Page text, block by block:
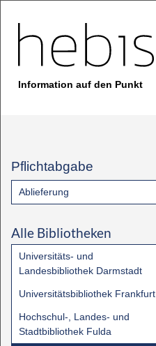
Information auf den Punkt
Pflichtabgabe
Ablieferung
Alle Bibliotheken
Universitäts- und
Landesbibliothek Darmstadt
Universitätsbibliothek Frankfurt
Hochschul-, Landes- und
Stadtbibliothek Fulda